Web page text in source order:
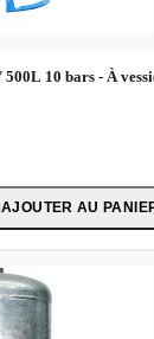
10 bars - À
AJOUTER AU